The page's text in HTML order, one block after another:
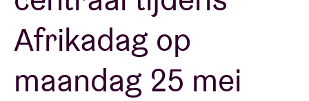
Concertcheque
Over AB
Afrikadag op
maandag 25 mei